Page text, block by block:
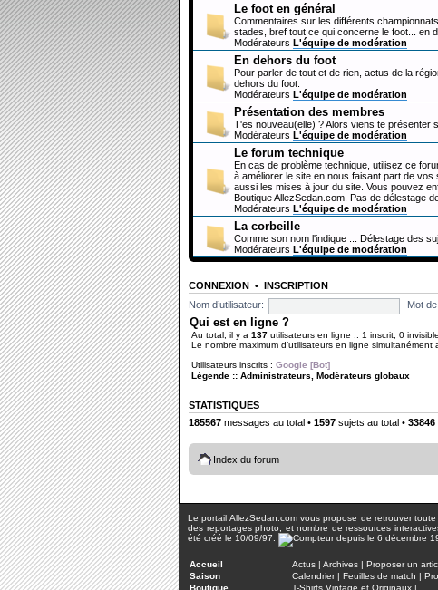
Le foot en général
Commentaires sur les différents
stades, bref tout ce qui concerne le foot... en
Modérateurs L'équipe de modération
En dehors du foot
Pour parler de tout et de rien, actus de la
dehors du foot.
Modérateurs L'équipe de modération
Présentation des membres
T'es nouveau(elle) ? Alors viens te présenter
Modérateurs L'équipe de modération
Le forum technique
En cas de problème technique, utilisez ce
à améliorer le site en nous faisant part de
aussi les mises à jour du site. Vous pouvez
Boutique AllezSedan.com. Pas de délestage
Modérateurs L'équipe de modération
La corbeille
Comme son nom l'indique ... Délestage des
Modérateurs L'équipe de modération
CONNEXION • INSCRIPTION
Nom d’utilisateur:
Mot
Qui est en ligne ?
Au total, il y a 137 utilisateurs en ligne :: 1 inscrit, 0
Le nombre maximum d’utilisateurs en ligne simultanément
Utilisateurs inscrits : Google [Bot]
Légende :: Administrateurs Modérateurs globaux
STATISTIQUES
185567 messages au total • 1597 sujets au total • 33846
Index du forum
Le portail AllezSedan.com vous propose de retrouver
des reportages photo, et nombre de ressources
été créé le 10/09/97.
Accueil Actus | Archives | Proposer un
Saison
Calendrier| Feuilles de match |
Boutique
T-Shirts Vintage et Originaux |